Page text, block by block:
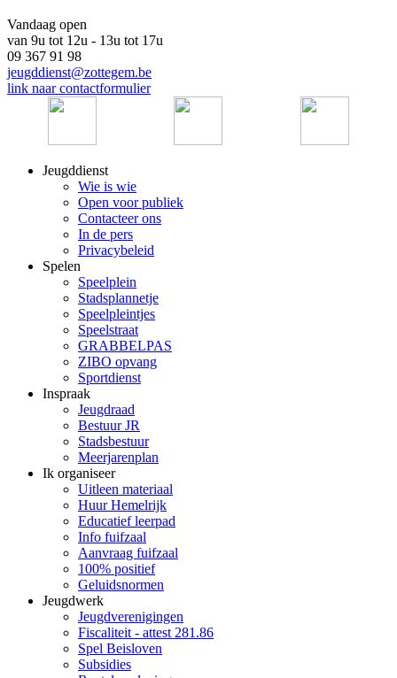
Vandaag open
van 9u tot 12u - 13u tot 17u
09 367 91 98
jeugddienst@zottegem.be
link naar contactformulier
Jeugddienst
Wie is wie
Open voor publiek
Contacteer ons
In de pers
Privacybeleid
Spelen
Speelplein
Stadsplannetje
Speelpleintjes
Speelstraat
GRABBELPAS
ZIBO opvang
Sportdienst
Inspraak
Jeugdraad
Bestuur JR
Stadsbestuur
Meerjarenplan
Ik organiseer
Uitleen materiaal
Huur Hemelrijk
Educatief leerpad
Info fuifzaal
Aanvraag fuifzaal
100% positief
Geluidsnormen
Jeugdwerk
Jeugdverenigingen
Fiscaliteit - attest 281.86
Spel Beisloven
Subsidies